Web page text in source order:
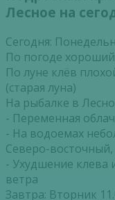
Лесное на
Сегодня:
По погоде
По луне клёв
(старая луна)
На рыбалке в
- Переменная
- На водоемах
Северо-восточный,
- Ухудшение клева
ветра
Завтра: Вторник